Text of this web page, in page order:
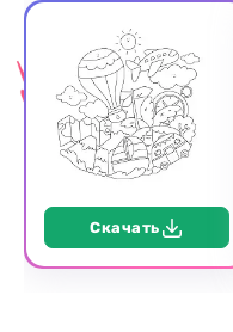
Скачать